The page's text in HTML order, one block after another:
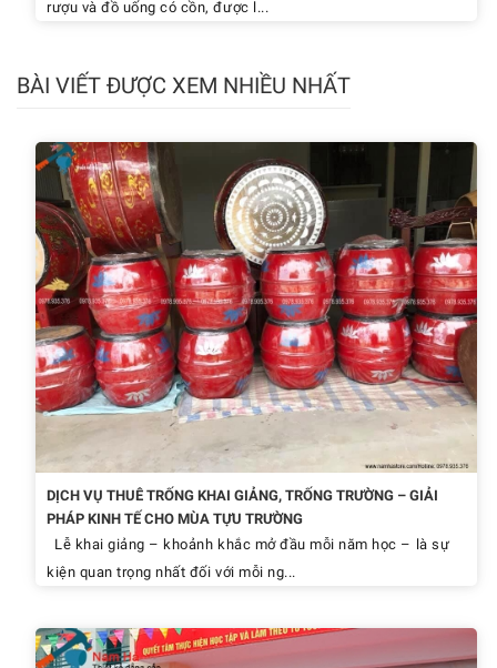
rượu và đồ uống có cồn, được l...
BÀI VIẾT ĐƯỢC XEM NHIỀU NHẤT
DỊCH VỤ THUÊ TRỐNG KHAI GIẢNG, TRỐNG TRƯỜNG – GIẢI
PHÁP KINH TẾ CHO MÙA TỰU TRƯỜNG
Lễ khai giảng – khoảnh khắc mở đầu mỗi năm học – là sự
kiện quan trọng nhất đối với mỗi ng...